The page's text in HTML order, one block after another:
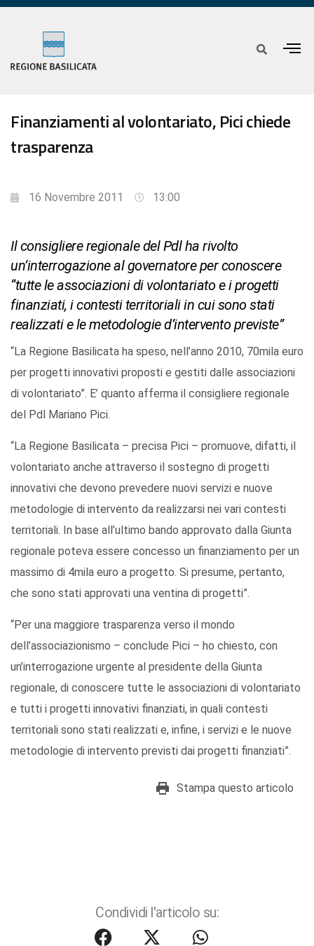
Finanziamenti al volontariato, Pici chiede
trasparenza
16 Novembre 2011 13:00
Il consigliere regionale del Pdl ha rivolto
un’interrogazione al governatore per conoscere
“tutte le associazioni di volontariato e i progetti
finanziati, i contesti territoriali in cui sono stati
realizzati e le metodologie d’intervento previste”
“La Regione Basilicata ha speso, nell’anno 2010, 70mila euro
per progetti innovativi proposti e gestiti dalle associazioni
di volontariato”. E’ quanto afferma il consigliere regionale
del Pdl Mariano Pici.
“La Regione Basilicata – precisa Pici – promuove, difatti, il
volontariato anche attraverso il sostegno di progetti
innovativi che devono prevedere nuovi servizi e nuove
metodologie di intervento da realizzarsi nei vari contesti
territoriali. In base all’ultimo bando approvato dalla Giunta
regionale poteva essere concesso un finanziamento per un
massimo di 4mila euro a progetto. Si presume, pertanto,
che sono stati approvati una ventina di progetti”.
“Per una maggiore trasparenza verso il mondo
dell’associazionismo – conclude Pici – ho chiesto, con
un’interrogazione urgente al presidente della Giunta
regionale, di conoscere tutte le associazioni di volontariato
e tutti i progetti innovativi finanziati, in quali contesti
territoriali sono stati realizzati e, infine, i servizi e le nuove
metodologie di intervento previsti dai progetti finanziati”.
Stampa questo articolo
Condividi l'articolo su: